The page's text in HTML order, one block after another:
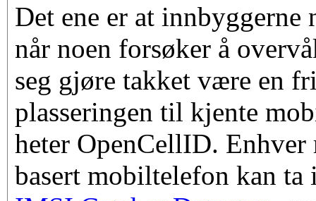
Det ene er at innbyggerne
når noen forsøker å
seg gjøre takket være en
plasseringen til kjente
heter OpenCellID.
basert mobiltelefon kan ta